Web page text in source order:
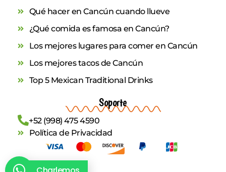
Qué hacer en Cancún cuando llueve
¿Qué comida es famosa en Cancún?
Los mejores lugares para comer en Cancún
Los mejores tacos de Cancún
Top 5 Mexican Traditional Drinks
Soporte
+52 (998) 475 4590
Política de Privacidad